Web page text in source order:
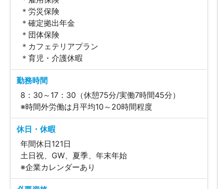
＊労災保険
＊確定拠出年金
＊団体保険
＊カフェテリアプラン
＊育児・介護休暇
勤務時間
8：30～17：30（休憩75分/実働7時間45分）
※時間外労働は月平均10～20時間程度
休日・休暇
年間休日121日
土日祝、GW、夏季、年末年始
※企業カレンダーあり